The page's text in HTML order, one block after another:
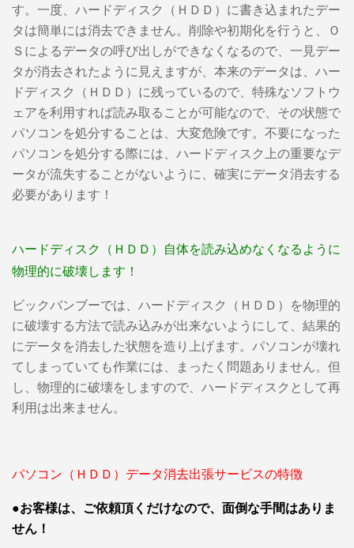
す。一度、ハードディスク（ＨＤＤ）に書き込まれたデー
タは簡単には消去できません。削除や初期化を行うと、Ｏ
Ｓによるデータの呼び出しができなくなるので、一見デー
タが消去されたように見えますが、本来のデータは、ハー
ドディスク（ＨＤＤ）に残っているので、特殊なソフトウ
ェアを利用すれば読み取ることが可能なので、その状態で
パソコンを処分することは、大変危険です。不要になった
パソコンを処分する際には、ハードディスク上の重要なデ
ータが流失することがないように、確実にデータ消去する
必要があります！
ハードディスク（ＨＤＤ）自体を読み込めなくなるように
物理的に破壊します！
ビックバンブーでは、ハードディスク（ＨＤＤ）を物理的
に破壊する方法で読み込みが出来ないようにして、結果的
にデータを消去した状態を造り上げます。パソコンが壊れ
てしまっていても作業には、まったく問題ありません。但
し、物理的に破壊をしますので、ハードディスクとして再
利用は出来ません。
パソコン（ＨＤＤ）データ消去出張サービスの特徴
●お客様は、ご依頼頂くだけなので、面倒な手間はありま
せん！